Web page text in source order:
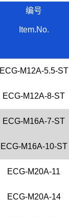
编号
Item.No.
ECG-M12A-5.5-ST
ECG-M12A-8-ST
ECG-M16A-7-ST
ECG-M16A-10-ST
ECG-M20A-11
ECG-M20A-14